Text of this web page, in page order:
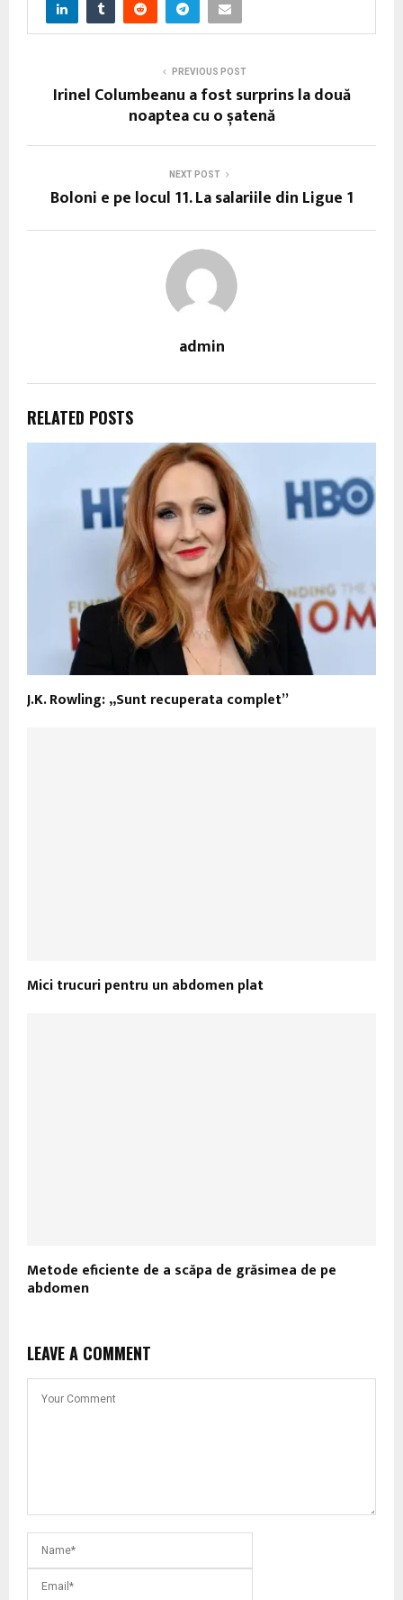
PREVIOUS POST
Irinel Columbeanu a fost surprins la două
noaptea cu o șatenă
NEXT POST
Boloni e pe locul 11. La salariile din Ligue 1
admin
RELATED POSTS
J.K. Rowling: „Sunt recuperata complet”
Mici trucuri pentru un abdomen plat
Metode eficiente de a scăpa de grăsimea de pe
abdomen
LEAVE A COMMENT